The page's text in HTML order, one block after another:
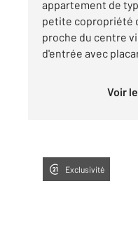
appartement de
petite copropriété
proche du centre
d'entrée avec
Voir
Exclusivité